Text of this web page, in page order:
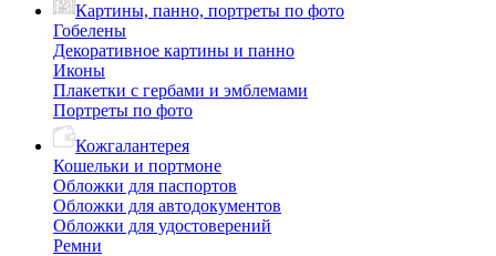
Картины, панно, портреты по фото
Гобелены
Декоративное картины и панно
Иконы
Плакетки с гербами и эмблемами
Портреты по фото
Кожгалантерея
Кошельки и портмоне
Обложки для паспортов
Обложки для автодокументов
Обложки для удостоверений
Ремни